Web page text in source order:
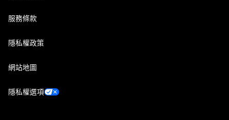
服務條款
隱私權政策
網站地圖
隱私權選項